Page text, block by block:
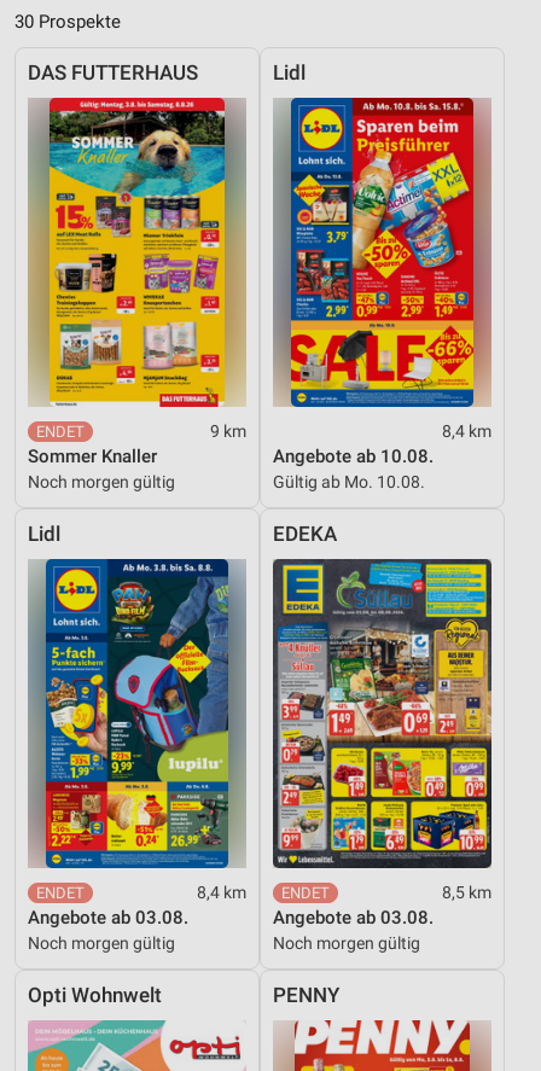
30 Prospekte
DAS FUTTERHAUS
9 km
Sommer Knaller
Noch morgen gültig
Lidl
8,4 km
Angebote ab 10.08.
Gültig ab Mo. 10.08.
Lidl
8,4 km
Angebote ab 03.08.
Noch morgen gültig
EDEKA
8,5 km
Angebote ab 03.08.
Noch morgen gültig
Opti Wohnwelt PENNY